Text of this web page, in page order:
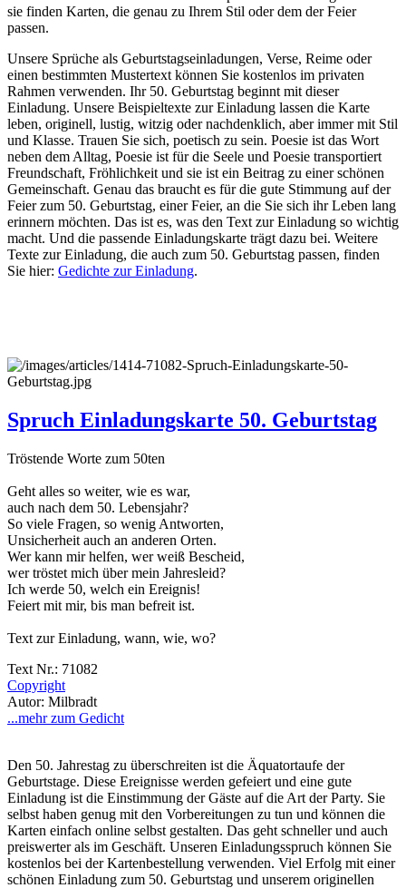
sie finden Karten, die genau zu Ihrem Stil oder dem der Feier
passen.
Unsere Sprüche als Geburtstagseinladungen, Verse, Reime oder
einen bestimmten Mustertext können Sie kostenlos im privaten
Rahmen verwenden. Ihr 50. Geburtstag beginnt mit dieser
Einladung. Unsere Beispieltexte zur Einladung lassen die Karte
leben, originell, lustig, witzig oder nachdenklich, aber immer mit Stil
und Klasse. Trauen Sie sich, poetisch zu sein. Poesie ist das Wort
neben dem Alltag, Poesie ist für die Seele und Poesie transportiert
Freundschaft, Fröhlichkeit und sie ist ein Beitrag zu einer schönen
Gemeinschaft. Genau das braucht es für die gute Stimmung auf der
Feier zum 50. Geburtstag, einer Feier, an die Sie sich ihr Leben lang
erinnern möchten. Das ist es, was den Text zur Einladung so wichtig
macht. Und die passende Einladungskarte trägt dazu bei. Weitere
Texte zur Einladung, die auch zum 50. Geburtstag passen, finden
Sie hier: Gedichte zur Einladung.
Spruch Einladungskarte 50. Geburtstag
Tröstende Worte zum 50ten
Geht alles so weiter, wie es war,
auch nach dem 50. Lebensjahr?
So viele Fragen, so wenig Antworten,
Unsicherheit auch an anderen Orten.
Wer kann mir helfen, wer weiß Bescheid,
wer tröstet mich über mein Jahresleid?
Ich werde 50, welch ein Ereignis!
Feiert mit mir, bis man befreit ist.
Text zur Einladung, wann, wie, wo?
Text Nr.: 71082
Copyright
Autor: Milbradt
...mehr zum Gedicht
Den 50. Jahrestag zu überschreiten ist die Äquatortaufe der
Geburtstage. Diese Ereignisse werden gefeiert und eine gute
Einladung ist die Einstimmung der Gäste auf die Art der Party. Sie
selbst haben genug mit den Vorbereitungen zu tun und können die
Karten einfach online selbst gestalten. Das geht schneller und auch
preiswerter als im Geschäft. Unseren Einladungsspruch können Sie
kostenlos bei der Kartenbestellung verwenden. Viel Erfolg mit einer
schönen Einladung zum 50. Geburtstag und unserem originellen